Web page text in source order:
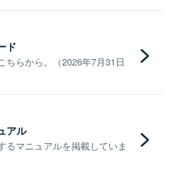
ド
ちらから。（2026年7月31日
アル
るマニュアルを掲載していま